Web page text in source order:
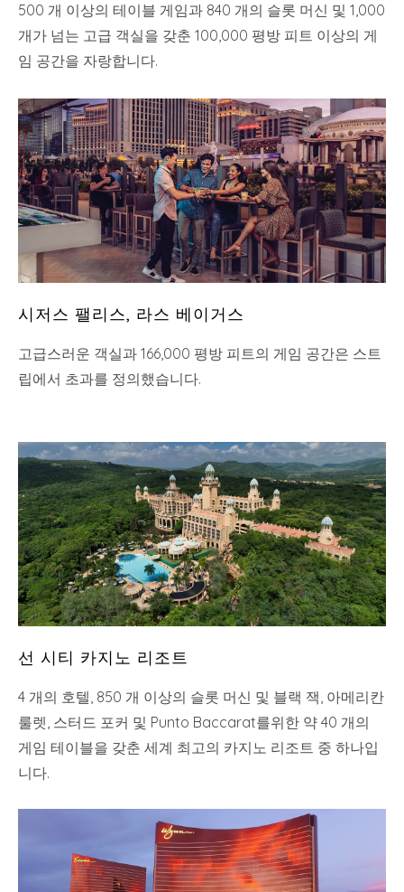
500 개 이상의 테이블 게임과 840 개의 슬롯 머신 및 1,000
개가 넘는 고급 객실을 갖춘 100,000 평방 피트 이상의 게
임 공간을 자랑합니다.
시저스 팰리스, 라스 베이거스
고급스러운 객실과 166,000 평방 피트의 게임 공간은 스트
립에서 초과를 정의했습니다.
선 시티 카지노 리조트
4 개의 호텔, 850 개 이상의 슬롯 머신 및 블랙 잭, 아메리칸
룰렛, 스터드 포커 및 Punto Baccarat를위한 약 40 개의
게임 테이블을 갖춘 세계 최고의 카지노 리조트 중 하나입
니다.